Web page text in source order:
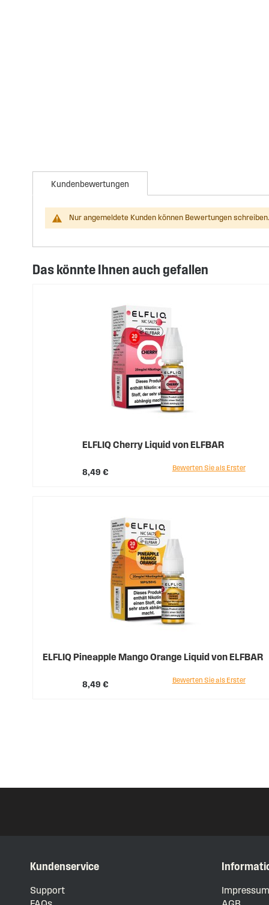
Kundenbewertungen
Nur angemeldete Kunden können Bewertungen
Das könnte Ihnen auch gefallen
ELFLIQ Cherry Liquid von ELFBAR
8,49 €
Bewerten Sie als Erster
ELFLIQ Pineapple Mango Orange Liquid von ELFBAR
8,49 €
Bewerten Sie als Erster
Kundenservice
Support
Impressum